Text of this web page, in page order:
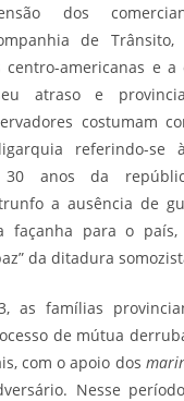
dos
de
americanas e
atraso e
costumam
referindo-se
anos da
a ausência de
façanha para o país,
da ditadura
as famílias
de mútua
com o apoio dos
Nesse